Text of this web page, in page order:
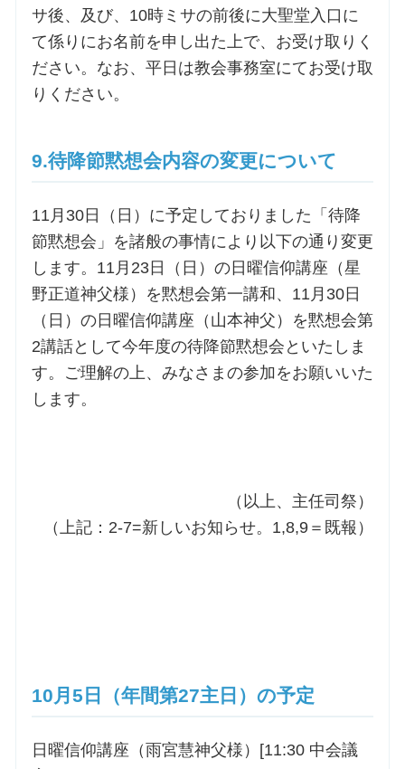
サ後、及び、10時ミサの前後に大聖堂入口に
て係りにお名前を申し出た上で、お受け取りく
ださい。なお、平日は教会事務室にてお受け取
りください。
9.待降節黙想会内容の変更について
11月30日（日）に予定しておりました「待降
節黙想会」を諸般の事情により以下の通り変更
します。11月23日（日）の日曜信仰講座（星
野正道神父様）を黙想会第一講和、11月30日
（日）の日曜信仰講座（山本神父）を黙想会第
2講話として今年度の待降節黙想会といたしま
す。ご理解の上、みなさまの参加をお願いいた
します。
（以上、主任司祭）
（上記：2-7=新しいお知らせ。1,8,9＝既報）
10月5日（年間第27主日）の予定
日曜信仰講座（雨宮慧神父様）[11:30 中会議